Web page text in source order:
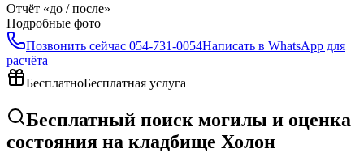
Отчёт «до / после»
Подробные фото
Позвонить сейчас 054-731-0054Написать в WhatsApp для
расчёта
БесплатноБесплатная услуга
Бесплатный поиск могилы и оценка
состояния на кладбище Холон